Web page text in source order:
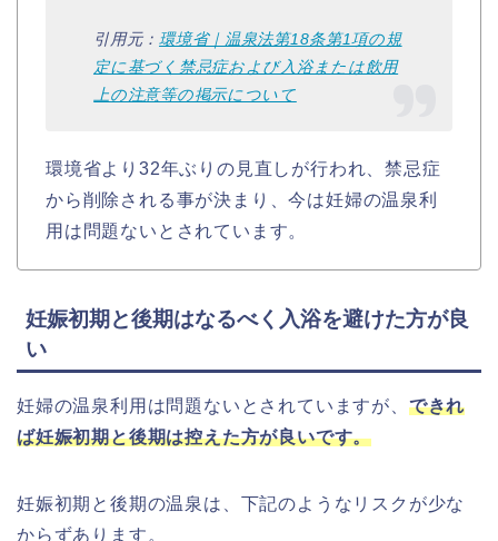
引用元：環境省｜温泉法第18条第1項の規
定に基づく禁忌症および入浴または飲用
上の注意等の掲示について
環境省より32年ぶりの見直しが行われ、禁忌症
から削除される事が決まり、今は妊婦の温泉利
用は問題ないとされています。
妊娠初期と後期はなるべく入浴を避けた方が良
い
妊婦の温泉利用は問題ないとされていますが、 できれ
ば妊娠初期と後期は控えた方が良いです。
妊娠初期と後期の温泉は、下記のようなリスクが少な
からずあります。